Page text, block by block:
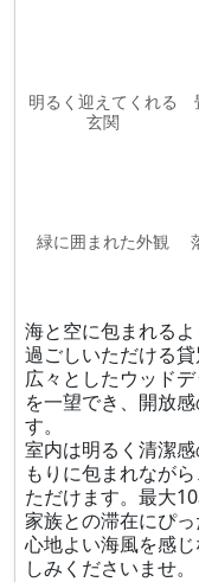
明るく迎えてくれる
玄関
緑に囲まれた外観
海と空に包まれる
過ごしいただける貸
広々としたウッド
を一望でき、開放
す。
室内は明るく清潔
もりに包まれなが
ただけます。最大
家族との滞在にぴっ
心地よい海風を感
しみくださいませ。